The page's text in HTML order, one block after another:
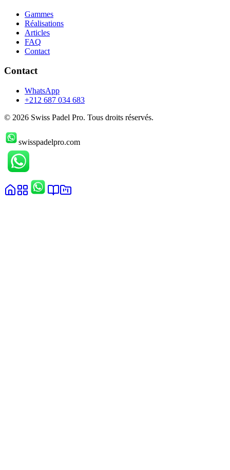
Gammes
Réalisations
Articles
FAQ
Contact
Contact
WhatsApp
+212 687 034 683
© 2026 Swiss Padel Pro. Tous droits réservés.
swisspadelpro.com